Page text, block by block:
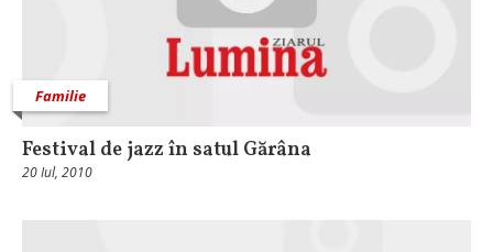
Familie
Festival de jazz în satul Gărâna
20 Iul, 2010